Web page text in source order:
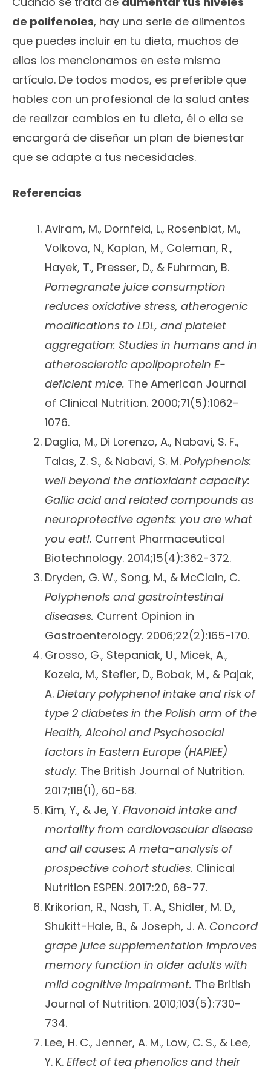
de polifenoles, hay una serie de alimentos
que puedes incluir en tu dieta, muchos de
ellos los mencionamos en este mismo
artículo. De todos modos, es preferible que
hables con un profesional de la salud antes
de realizar cambios en tu dieta, él o ella se
encargará de diseñar un plan de bienestar
que se adapte a tus necesidades.
Referencias
Aviram, M., Dornfeld, L., Rosenblat, M.,
Volkova, N., Kaplan, M., Coleman, R.,
Hayek, T., Presser, D., & Fuhrman, B.
Pomegranate juice consumption
reduces oxidative stress, atherogenic
modifications to LDL, and platelet
aggregation: Studies in humans and in
atherosclerotic apolipoprotein E-
deficient mice. The American Journal
of Clinical Nutrition. 2000;71(5):1062-
1076.
Daglia, M., Di Lorenzo, A., Nabavi, S. F.,
Talas, Z. S., & Nabavi, S. M. Polyphenols:
well beyond the antioxidant capacity:
Gallic acid and related compounds as
neuroprotective agents: you are what
you eat!. Current Pharmaceutical
Biotechnology. 2014;15(4):362-372.
Dryden, G. W., Song, M., & McClain, C.
Polyphenols and gastrointestinal
diseases. Current Opinion in
Gastroenterology. 2006;22(2):165-170.
Grosso, G., Stepaniak, U., Micek, A.,
Kozela, M., Stefler, D., Bobak, M., & Pajak,
A. Dietary polyphenol intake and risk of
type 2 diabetes in the Polish arm of the
Health, Alcohol and Psychosocial
factors in Eastern Europe (HAPIEE)
study. The British Journal of Nutrition.
2017;118(1), 60-68.
Kim, Y., & Je, Y. Flavonoid intake and
mortality from cardiovascular disease
and all causes: A meta-analysis of
prospective cohort studies. Clinical
Nutrition ESPEN. 2017:20, 68-77.
Krikorian, R., Nash, T. A., Shidler, M. D.,
Shukitt-Hale, B., & Joseph, J. A. Concord
grape juice supplementation improves
memory function in older adults with
mild cognitive impairment. The British
Journal of Nutrition. 2010;103(5):730-
734.
Lee, H. C., Jenner, A. M., Low, C. S., & Lee,
Y. K. Effect of tea phenolics and their